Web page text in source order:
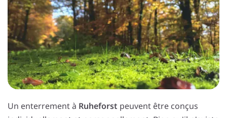
Un enterrement à Ruheforst peuvent être conçus